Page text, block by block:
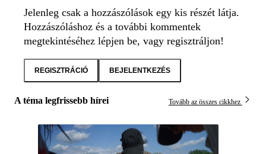
Jelenleg csak a hozzászólások egy kis részét látja.
Hozzászóláshoz és a további kommentek
megtekintéséhez lépjen be, vagy regisztráljon!
REGISZTRÁCIÓ BEJELENTKEZÉS
A téma legfrissebb hírei Tovább az összes cikkhez